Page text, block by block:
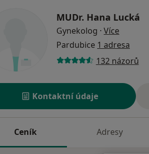
MUDr. Hana Lucká
Gynekolog · Více
Pardubice 1 adresa
132 názorů
Kontaktní údaje
Ceník Adresy